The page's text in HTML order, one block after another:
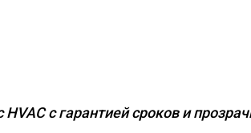
с гарантией сроков и